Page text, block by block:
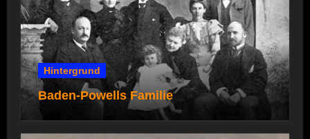
Hintergrund
Baden-Powells Familie